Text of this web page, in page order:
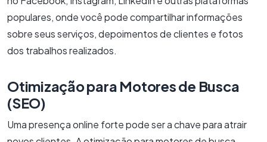
populares, onde você pode compartilhar informações
sobre seus serviços, depoimentos de clientes e fotos
dos trabalhos realizados.
Otimização para Motores de Busca
(SEO)
Uma presença online forte pode ser a chave para atrair